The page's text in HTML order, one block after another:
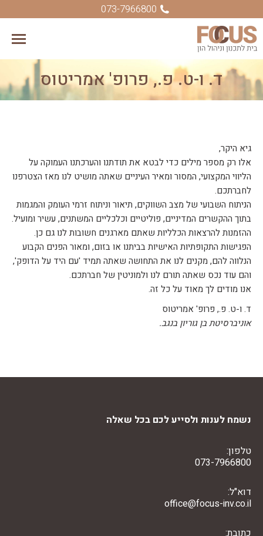
073-7966800
ד. ו-ט. פ., פרופ' אמריטוס
You are here:
גיא היקר,
אלו רק מספר מילים כדי לבטא את תודתנו והערכתנו העמוקה על
הליווי המקצועי, המסור ומאיר העיניים שאתה מושיט לנו מאז הצטרפנו
לחברתכם.
הניתוח השבועי של מצב השווקים, תיאור וניתוח זרמי העומק והמגמות
בתוך ההקשרים המדיניים, פוליטיים וכלכליים המשתנים, עשיר ומועיל.
ההזמנות להרצאות הכלליות שאתם מארגנים חשובות לנו גם כן.
הפגישות התקופתיות האישיות בביתנו או בזום, ומאור הפנים הקבוע
הנלווה להם, מקנים לנו את התחושה שאתה תמיד 'עם היד על הדופק',
והם עוד נכס שאתה תורם לנו ולמוניטין של חברתכם.
אנו מודים לך מאוד על כל זה.
ד. ו-ט. פ., פרופ' אמריטוס
אוניברסיטת בן גוריון בנגב.
נשמח לענות ולסייע לכם בכל שאלה
טלפון:
073-7966800
דוא"ל:
office@focus-inv.co.il
כתובת: